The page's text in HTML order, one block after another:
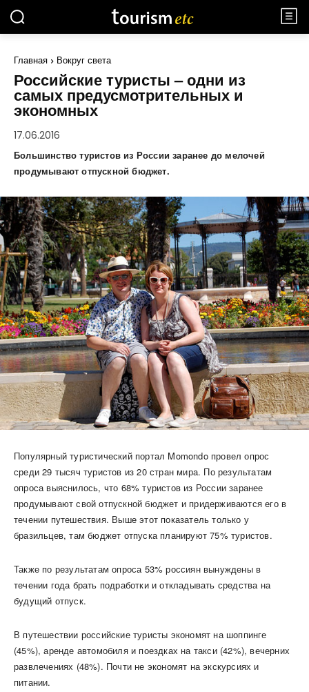
Главная Вокруг света
Российские туристы – одни из
самых предусмотрительных и
экономных
17.06.2016
Большинство туристов из России заранее до мелочей
продумывают отпускной бюджет.
Популярный туристический портал Momondo провел опрос
среди 29 тысяч туристов из 20 стран мира. По результатам
опроса выяснилось, что 68% туристов из России заранее
продумывают свой отпускной бюджет и придерживаются его в
течении путешествия. Выше этот показатель только у
бразильцев, там бюджет отпуска планируют 75% туристов.
Также по результатам опроса 53% россиян вынуждены в
течении года брать подработки и откладывать средства на
будущий отпуск.
В путешествии российские туристы экономят на шоппинге
(45%), аренде автомобиля и поездках на такси (42%), вечерних
развлечениях (48%). Почти не экономят на экскурсиях и
питании.